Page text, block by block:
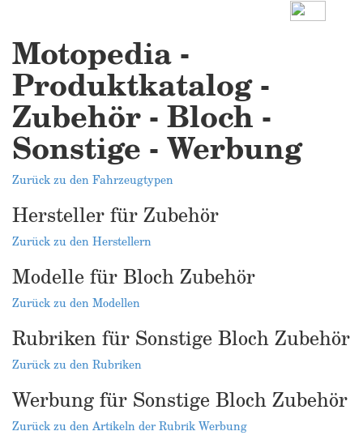
Motopedia -
Produktkatalog -
Zubehör - Bloch -
Sonstige - Werbung
Zurück zu den Fahrzeugtypen
Hersteller für Zubehör
Zurück zu den Herstellern
Modelle für Bloch Zubehör
Zurück zu den Modellen
Rubriken für Sonstige Bloch Zubehör
Zurück zu den Rubriken
Werbung für Sonstige Bloch Zubehör
Zurück zu den Artikeln der Rubrik Werbung